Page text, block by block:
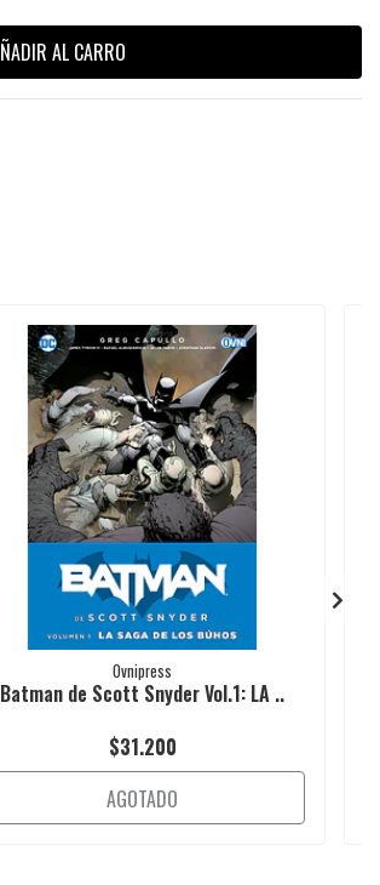
Ovnipress
Batman de Scott Snyder Vol.1: LA ..
$31.200
AGOTADO